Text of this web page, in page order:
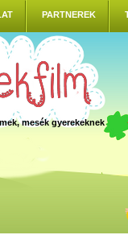
PARTNEREK
mesék gyerekeknek